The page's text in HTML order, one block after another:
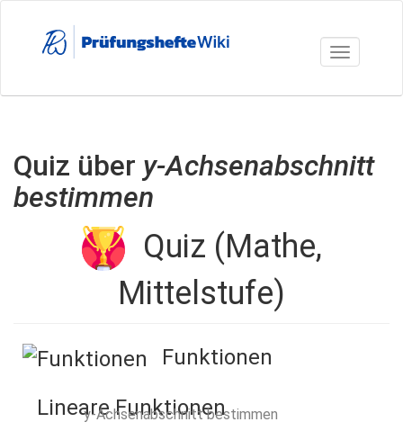
Toggle
Quiz über y-Achsenabschnitt
bestimmen
Quiz (Mathe,
Mittelstufe)
Funktionen
Lineare Funktionen
y-Achsenabschnitt bestimmen